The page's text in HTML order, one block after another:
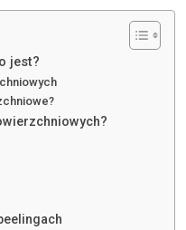
jest?